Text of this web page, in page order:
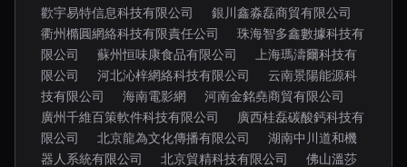
歡宇易特信息科技有限公司
銀川鑫淼磊商貿有限公司
衢州橢圓網絡科技有限責任公司
珠海智多鑫數據科技有
限公司
蘇州恒味康食品有限公司
上海瑪濤爾科技有
限公司
河北沁梓網絡科技有限公司
云南景陽能源科
技有限公司
海南電影網
河南金銘堯商貿有限公司
廣州千維百策軟件科技有限公司
廣西桂磊碳酸鈣科技有
限公司
北京龍為文化傳播有限公司
湖南中川道和機
器人系統有限公司
北京貿精科技有限公司
佛山溫莎